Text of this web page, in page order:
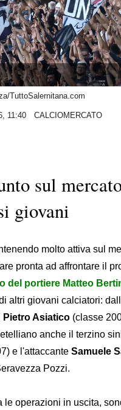
TuttoSalernitana.com
11:40
CALCIOMERCATO
sul
giovani
molto attiva sul
pronta ad affrontare il
del portiere Matteo
altri giovani calciatori:
Pietro Asiatico (classe
anche il terzino
e l'attaccante Samuele
Pozzi.
le operazioni in uscita,